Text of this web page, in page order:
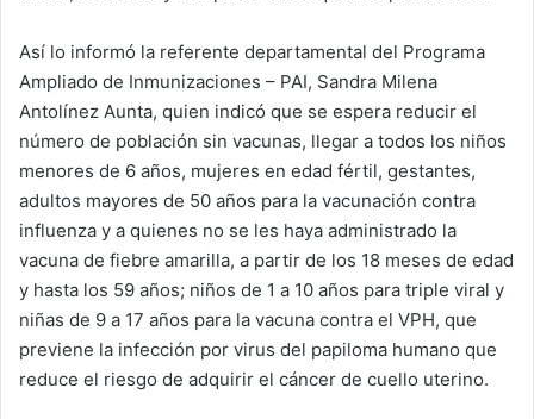
Así lo informó la referente departamental del Programa
Ampliado de Inmunizaciones – PAI, Sandra Milena
Antolínez Aunta, quien indicó que se espera reducir el
número de población sin vacunas, llegar a todos los niños
menores de 6 años, mujeres en edad fértil, gestantes,
adultos mayores de 50 años para la vacunación contra
influenza y a quienes no se les haya administrado la
vacuna de fiebre amarilla, a partir de los 18 meses de edad
y hasta los 59 años; niños de 1 a 10 años para triple viral y
niñas de 9 a 17 años para la vacuna contra el VPH, que
previene la infección por virus del papiloma humano que
reduce el riesgo de adquirir el cáncer de cuello uterino.